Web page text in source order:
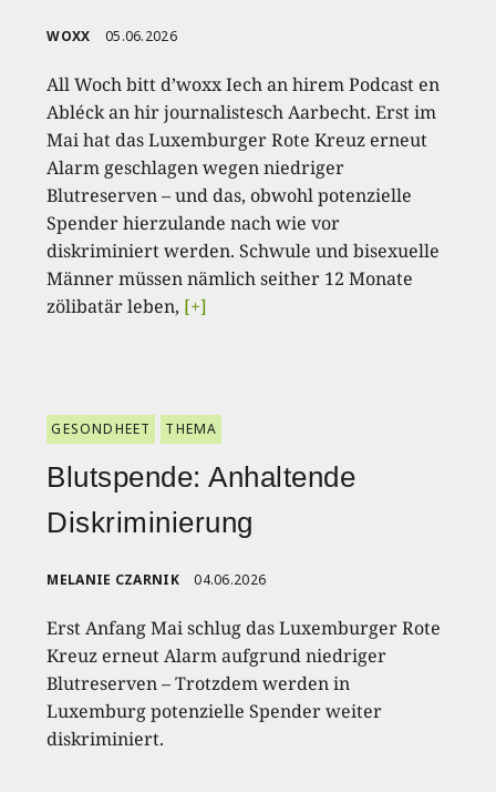
WOXX 05.06.2026
All Woch bitt d’woxx Iech an hirem Podcast en
Abléck an hir journalistesch Aarbecht. Erst im
Mai hat das Luxemburger Rote Kreuz erneut
Alarm geschlagen wegen niedriger
Blutreserven – und das, obwohl potenzielle
Spender hierzulande nach wie vor
diskriminiert werden. Schwule und bisexuelle
Männer müssen nämlich seither 12 Monate
zölibatär leben, [+]
GESONDHEET THEMA
Blutspende: Anhaltende
Diskriminierung
MELANIE CZARNIK 04.06.2026
Erst Anfang Mai schlug das Luxemburger Rote
Kreuz erneut Alarm aufgrund niedriger
Blutreserven – Trotzdem werden in
Luxemburg potenzielle Spender weiter
diskriminiert.